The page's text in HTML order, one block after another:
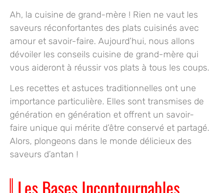
Ah, la cuisine de grand-mère ! Rien ne vaut les
saveurs réconfortantes des plats cuisinés avec
amour et savoir-faire. Aujourd’hui, nous allons
dévoiler les conseils cuisine de grand-mère qui
vous aideront à réussir vos plats à tous les coups.
Les recettes et astuces traditionnelles ont une
importance particulière. Elles sont transmises de
génération en génération et offrent un savoir-
faire unique qui mérite d’être conservé et partagé.
Alors, plongeons dans le monde délicieux des
saveurs d’antan !
Les Bases Incontournables